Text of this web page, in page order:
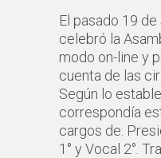
El pasado 19
celebró la
modo on-line y
cuenta de las
Según lo
correspondía
cargos de:
1° y Vocal 2°.